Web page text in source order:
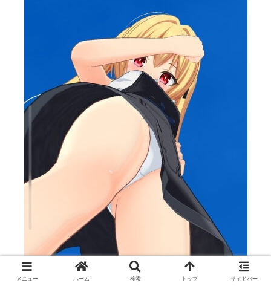
メニュー ホーム 検索 トップ サイドバー